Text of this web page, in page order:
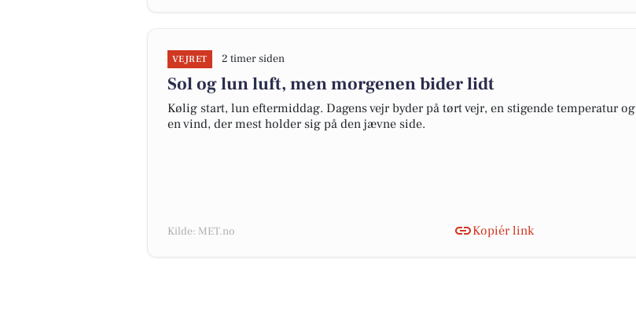
VEJRET 2 timer siden
Sol og lun luft, men morgenen bider lidt
Kølig start, lun eftermiddag. Dagens vejr byder på tørt vejr, en stigende temperatur og
en vind, der mest holder sig på den jævne side.
Kilde: MET.no Kopiér link